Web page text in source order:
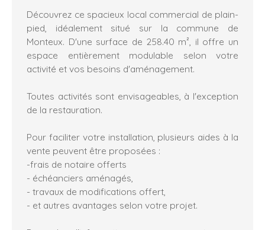
Découvrez ce spacieux local commercial de plain-
pied, idéalement situé sur la commune de
Monteux. D'une surface de 258.40 m², il offre un
espace entièrement modulable selon votre
activité et vos besoins d'aménagement.
Toutes activités sont envisageables, à l'exception
de la restauration.
Pour faciliter votre installation, plusieurs aides à la
vente peuvent être proposées :
-frais de notaire offerts
- échéanciers aménagés,
- travaux de modifications offert,
- et autres avantages selon votre projet.